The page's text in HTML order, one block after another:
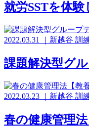
就労SSTを体
2022.03.31 新越谷 訓
課題解決型グ
2022.03.23 新越谷 訓
春の健康管理法